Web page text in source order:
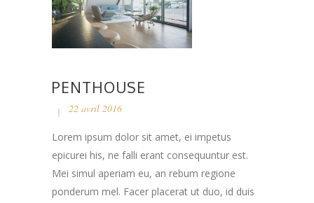
PENTHOUSE
22 avril 2016
Lorem ipsum dolor sit amet, ei impetus
epicurei his, ne falli erant consequuntur est.
Mei simul aperiam eu, an rebum regione
ponderum mel. Facer placerat ut duo, id duis